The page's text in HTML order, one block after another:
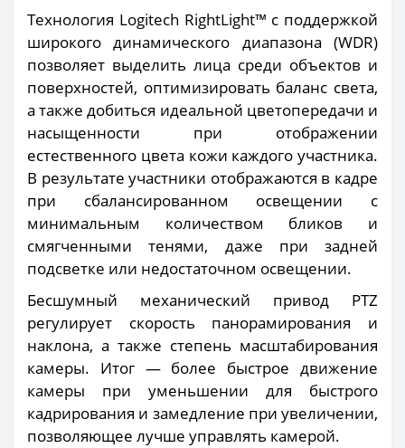
Технология Logitech RightLight™ с поддержкой
широкого динамического диапазона (WDR)
позволяет выделить лица среди объектов и
поверхностей, оптимизировать баланс света,
а также добиться идеальной цветопередачи и
насыщенности при отображении
естественного цвета кожи каждого участника.
В результате участники отображаются в кадре
при сбалансированном освещении с
минимальным количеством бликов и
смягченными тенями, даже при задней
подсветке или недостаточном освещении.
Бесшумный механический привод PTZ
регулирует скорость панорамирования и
наклона, а также степень масштабирования
камеры. Итог — более быстрое движение
камеры при уменьшении для быстрого
кадрирования и замедление при увеличении,
позволяющее лучше управлять камерой.